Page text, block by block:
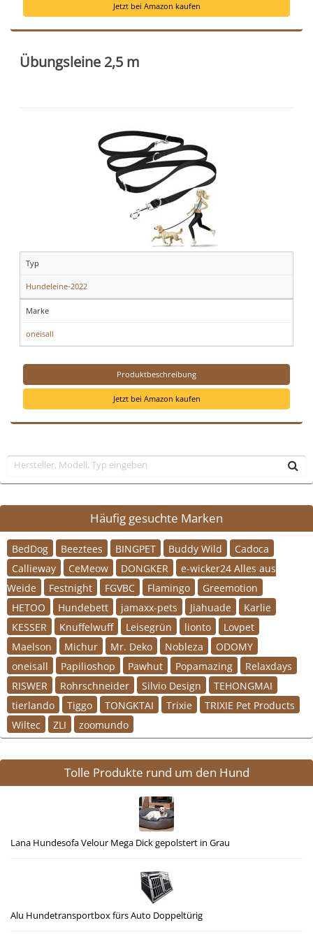
Jetzt bei Amazon kaufen
Übungsleine 2,5 m
Typ
Hundeleine-2022
Marke
oneisall
Produktbeschreibung
Jetzt bei Amazon kaufen
Häufig gesuchte Marken
BedDog Beeztees BINGPET Buddy Wild
Cadoca
Callieway
CeMeow DONGKER
e-wicker24 Alles aus
Weide
Festnight FGVBC Flamingo
Greemotion
HETOO
Hundebett jamaxx-pets Jiahuade
Karlie
KESSER
Knuffelwuff Leisegrün lionto
Lovpet
Maelson
Michur Mr. Deko Nobleza
ODOMY
oneisall
Papilioshop Pawhut Popamazing
Relaxdays
RISWER
Rohrschneider Silvio Design
TEHONGMAI
tierlando
Tiggo TONGKTAI Trixie
TRIXIE Pet Products
Wiltec
ZLI zoomundo
Tolle Produkte rund um den Hund
Lana Hundesofa Velour Mega Dick gepolstert in Grau
Alu Hundetransportbox fürs Auto Doppeltürig